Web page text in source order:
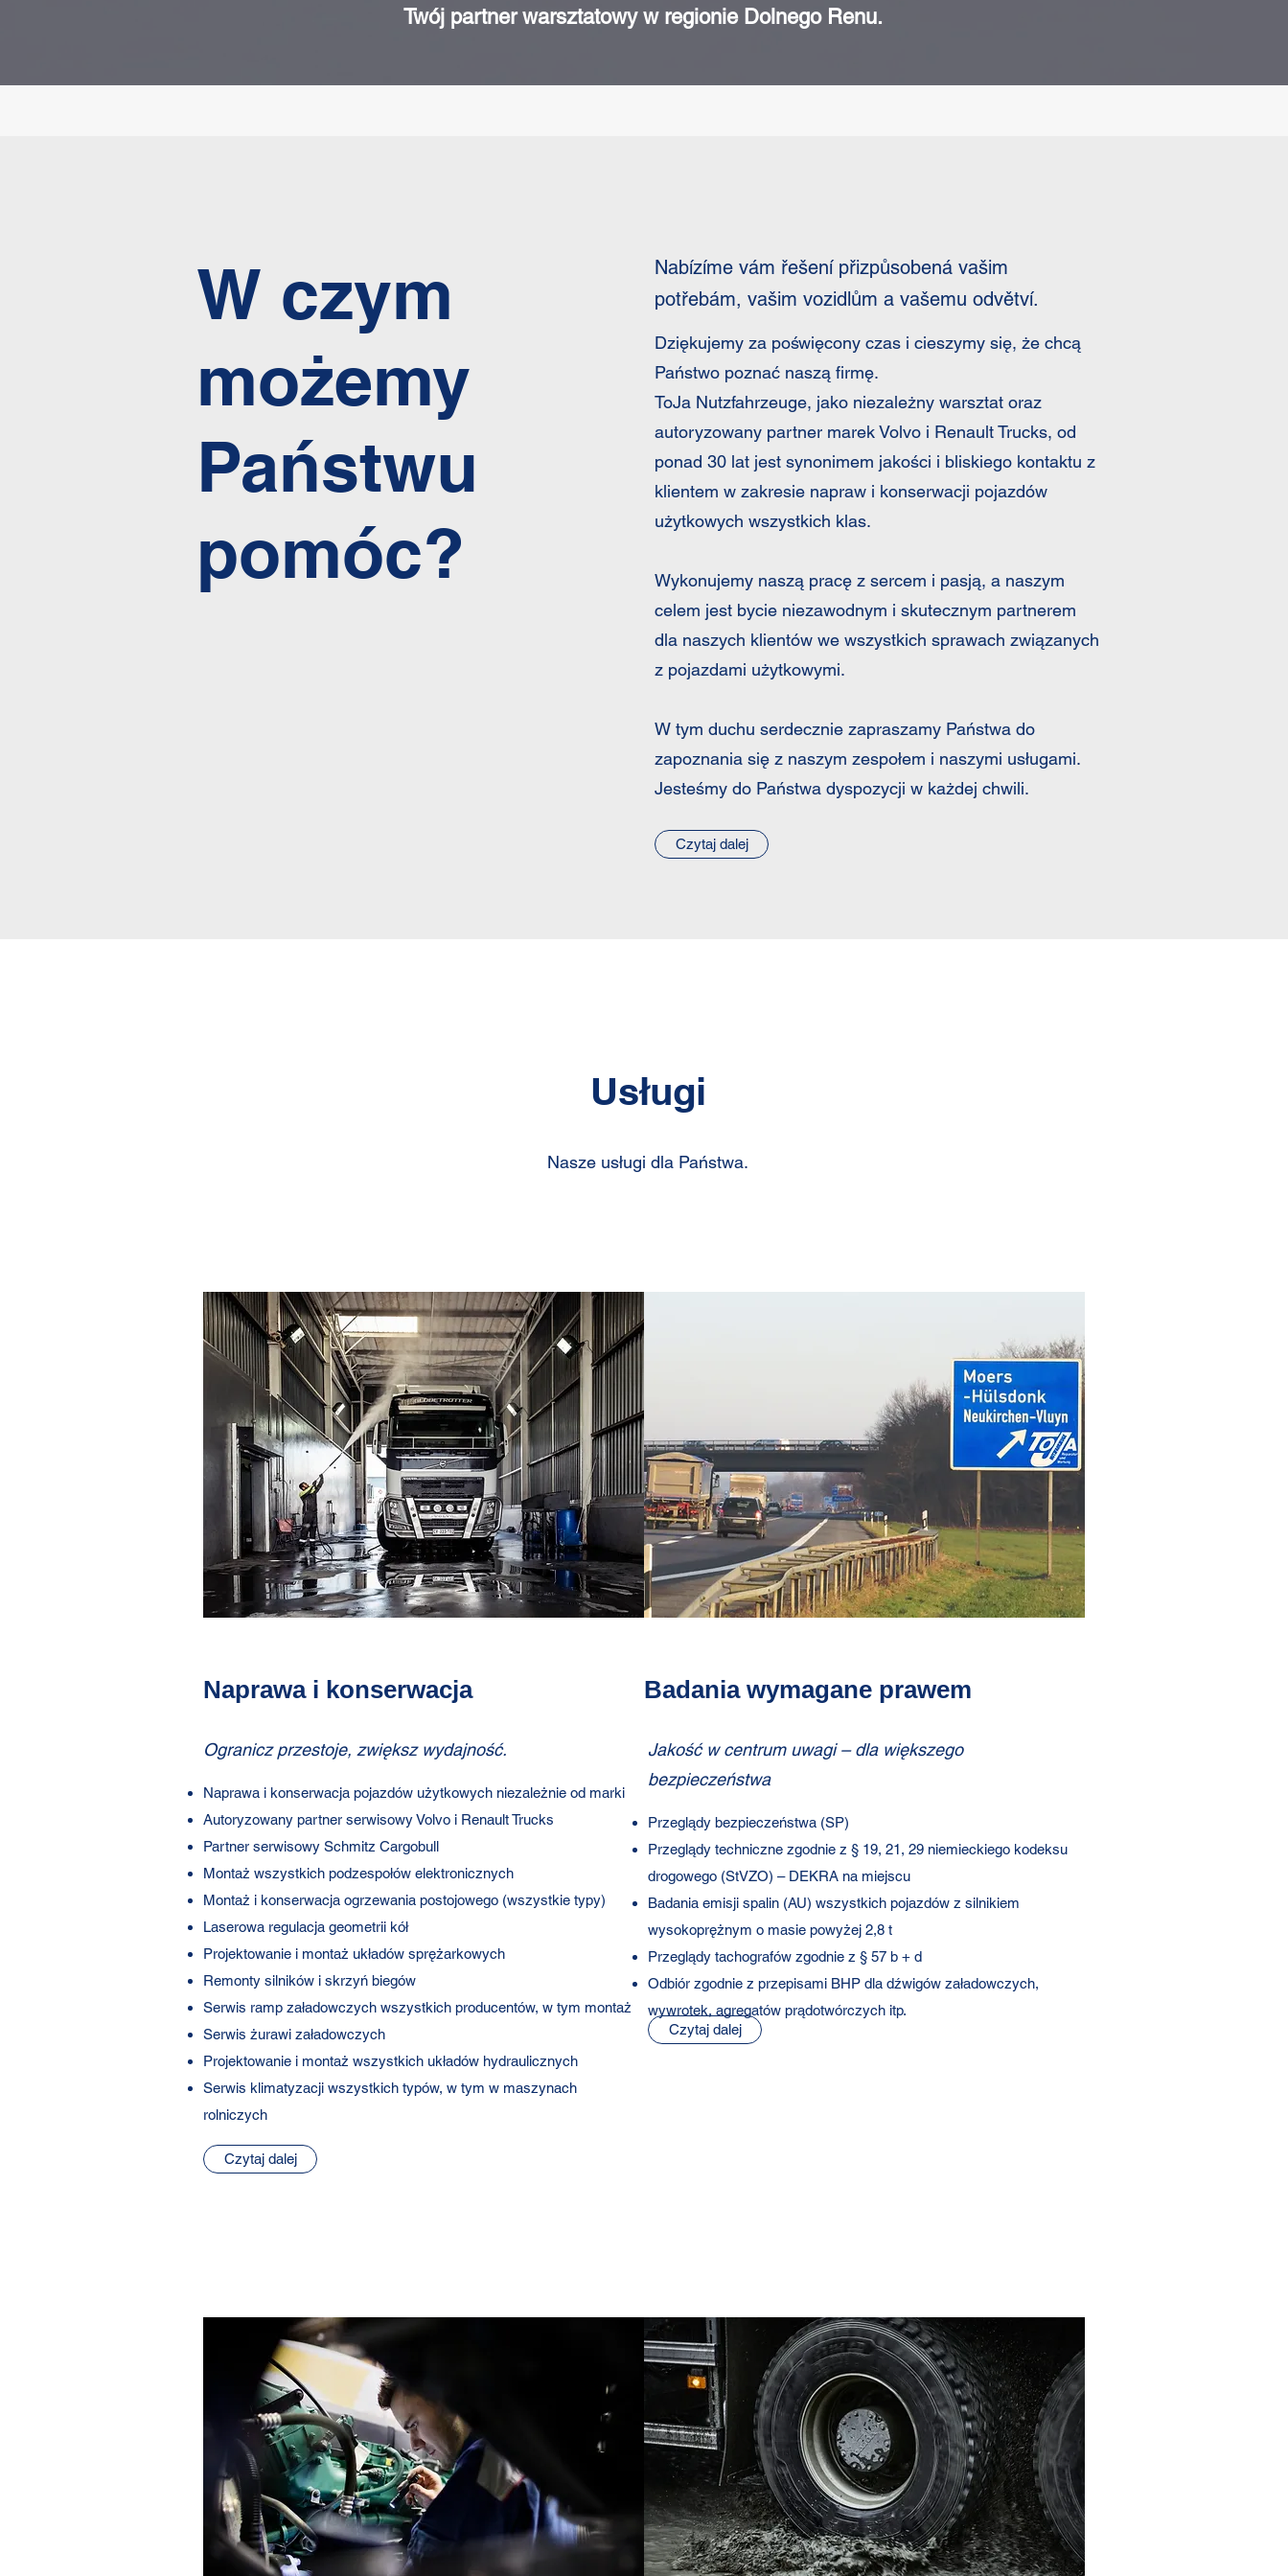
Twój partner warsztatowy w regionie Dolnego Renu.
W czym
możemy
Państwu
pomóc?
Nabízíme vám řešení přizpůsobená vašim
potřebám, vašim vozidlům a vašemu odvětví.
Dziękujemy za poświęcony czas i cieszymy się, że chcą
Państwo poznać naszą firmę.
ToJa Nutzfahrzeuge, jako niezależny warsztat oraz
autoryzowany partner marek Volvo i Renault Trucks, od
ponad 30 lat jest synonimem jakości i bliskiego kontaktu z
klientem w zakresie napraw i konserwacji pojazdów
użytkowych wszystkich klas.
Wykonujemy naszą pracę z sercem i pasją, a naszym
celem jest bycie niezawodnym i skutecznym partnerem
dla naszych klientów we wszystkich sprawach związanych
z pojazdami użytkowymi.
W tym duchu serdecznie zapraszamy Państwa do
zapoznania się z naszym zespołem i naszymi usługami.
Jesteśmy do Państwa dyspozycji w każdej chwili.
Czytaj dalej
Usługi
Nasze usługi dla Państwa.
Naprawa i konserwacja
Ogranicz przestoje, zwiększ wydajność.
Naprawa i konserwacja pojazdów użytkowych niezależnie od marki
Autoryzowany partner serwisowy Volvo i Renault Trucks
Partner serwisowy Schmitz Cargobull
Montaż wszystkich podzespołów elektronicznych
Montaż i konserwacja ogrzewania postojowego (wszystkie typy)
Laserowa regulacja geometrii kół
Projektowanie i montaż układów sprężarkowych
Remonty silników i skrzyń biegów
Serwis ramp załadowczych wszystkich producentów, w tym montaż
Serwis żurawi załadowczych
Projektowanie i montaż wszystkich układów hydraulicznych
Serwis klimatyzacji wszystkich typów, w tym w maszynach
rolniczych
Czytaj dalej
Badania wymagane prawem
Jakość w centrum uwagi – dla większego
bezpieczeństwa
Przeglądy bezpieczeństwa (SP)
Przeglądy techniczne zgodnie z § 19, 21, 29 niemieckiego kodeksu
drogowego (StVZO) – DEKRA na miejscu
Badania emisji spalin (AU) wszystkich pojazdów z silnikiem
wysokoprężnym o masie powyżej 2,8 t
Przeglądy tachografów zgodnie z § 57 b + d
Odbiór zgodnie z przepisami BHP dla dźwigów załadowczych,
wywrotek, agregatów prądotwórczych itp.
Czytaj dalej